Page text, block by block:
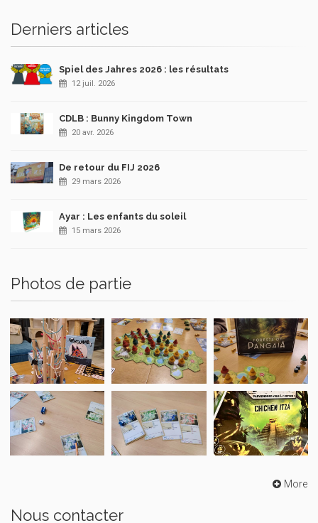
Derniers articles
Spiel des Jahres 2026 : les résultats
12 juil. 2026
CDLB : Bunny Kingdom Town
20 avr. 2026
De retour du FIJ 2026
29 mars 2026
Ayar : Les enfants du soleil
15 mars 2026
Photos de partie
More
Nous contacter